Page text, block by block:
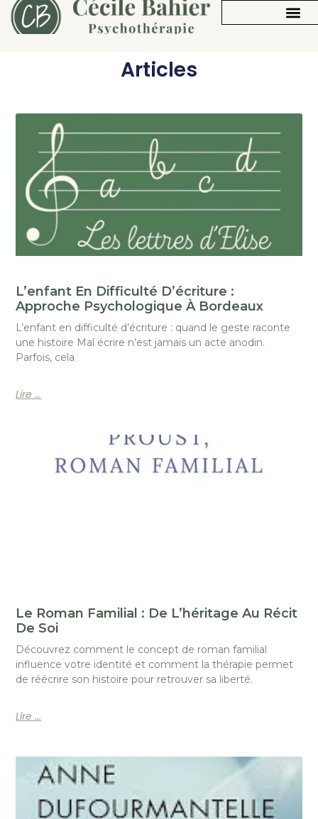
Articles
L’enfant En Difficulté D’écriture :
Approche Psychologique À Bordeaux
L’enfant en difficulté d’écriture : quand le geste raconte
une histoire Mal écrire n’est jamais un acte anodin.
Parfois, cela
Lire ...
Le Roman Familial : De L’héritage Au Récit
De Soi
Découvrez comment le concept de roman familial
influence votre identité et comment la thérapie permet
de réécrire son histoire pour retrouver sa liberté.
Lire ...